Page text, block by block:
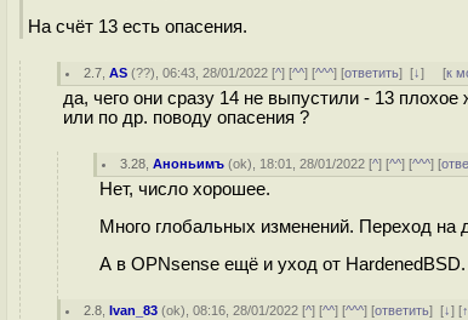
На счёт 13 есть опасения.
2.7 ,AS (??), 06:43, 28/01/2022 [^] [^^] [^^^] [ответить][↓] [к
да, чего они сразу 14 не выпустили - 13 плохое
или по др. поводу опасения ?
3.28 ,Аноньимъ (ok), 18:01, 28/01/2022 [^] [^^] [^^^] [
Нет, число хорошее.
Много глобальных изменений. Переход на
А в OPNsense ещё и уход от HardenedBSD.
2.8 ,Ivan_83 (ok), 08:16, 28/01/2022 [^] [^^] [^^^] [ответить][↓] [